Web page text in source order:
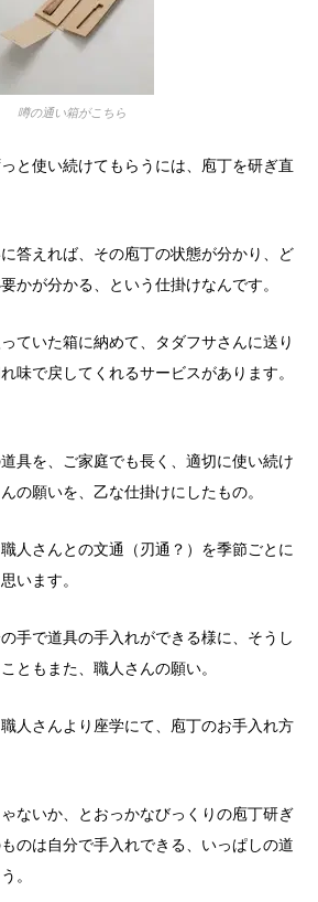
噂の通い箱がこちら
と使い続けてもらうには、庖丁を研ぎ直
答えれば、その庖丁の状態が分かり、ど
かが分かる、という仕掛けなんです。
ていた箱に納めて、タダフサさんに送り
味で戻してくれるサービスがあります。
具を、ご家庭でも長く、適切に使い続け
の願いを、乙な仕掛けにしたもの。
人さんとの文通（刃通？）を季節ごとに
います。
手で道具の手入れができる様に、そうし
ともまた、職人さんの願い。
人さんより座学にて、庖丁のお手入れ方
ないか、とおっかなびっくりの庖丁研ぎ
のは自分で手入れできる、いっぱしの道
。